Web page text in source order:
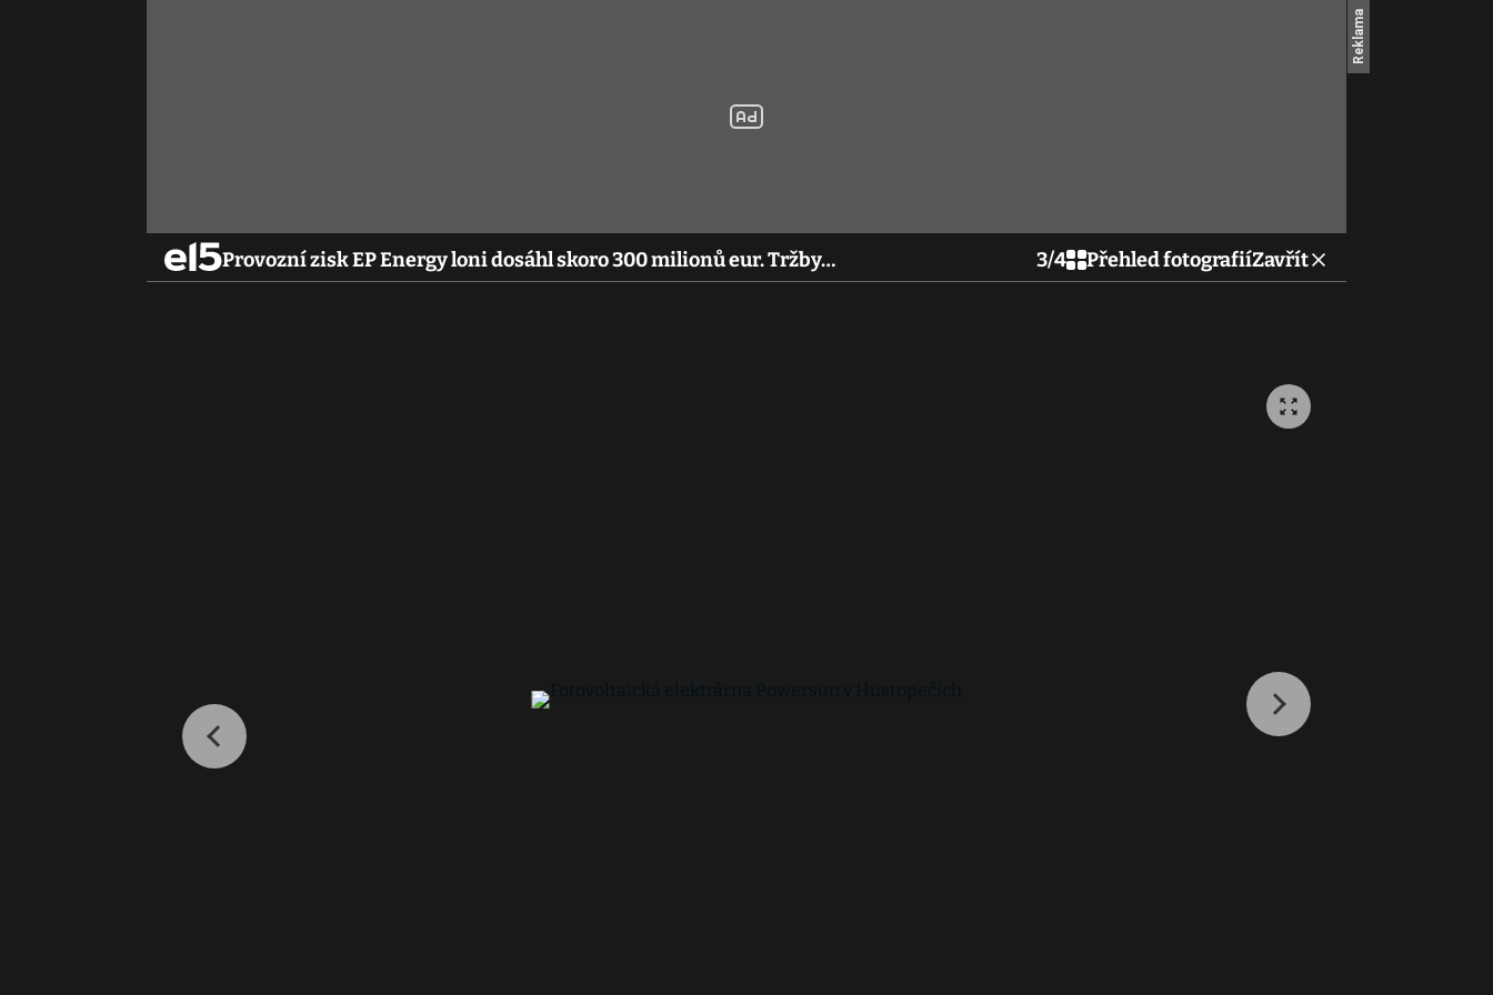
Provozní zisk EP Energy loni dosáhl skoro 300 milionů eur. Tržby… 3/4 Přehled fotografiíZavřít